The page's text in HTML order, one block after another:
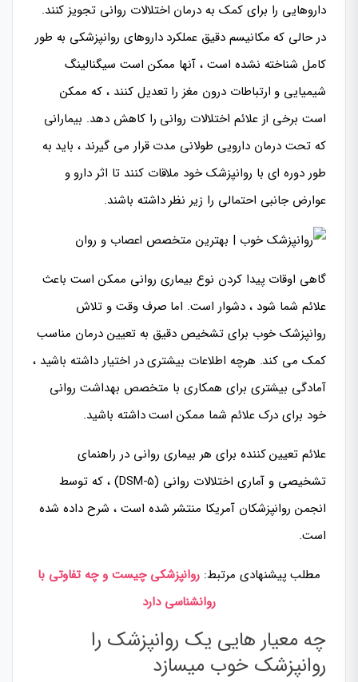
داروهایی را برای کمک به درمان اختلالات روانی تجویز کنند.
در حالی که مکانیسم دقیق عملکرد داروهای روانپزشکی به طور
کامل شناخته نشده است ، آنها ممکن است سیگنالینگ
شیمیایی و ارتباطات درون مغز را تعدیل کنند ، که ممکن
است برخی از علائم اختلالات روانی را کاهش دهد. بیمارانی
که تحت درمان دارویی طولانی مدت قرار می گیرند ، باید به
طور دوره ای با روانپزشک خود ملاقات کنند تا اثر دارو و
عوارض جانبی احتمالی را زیر نظر داشته باشند.
گاهی اوقات پیدا کردن نوع بیماری روانی ممکن است باعث
علائم شما شود ، دشوار است. اما صرف وقت و تلاش
روانپزشک خوب برای تشخیص دقیق به تعیین درمان مناسب
کمک می کند. هرچه اطلاعات بیشتری در اختیار داشته باشید ،
آمادگی بیشتری برای همکاری با متخصص بهداشت روانی
خود برای درک علائم شما ممکن است داشته باشید.
علائم تعیین کننده برای هر بیماری روانی در راهنمای
تشخیصی و آماری اختلالات روانی (DSM-5) ، که توسط
انجمن روانپزشکان آمریکا منتشر شده است ، شرح داده شده
است.
مطلب پیشنهادی مرتبط: روانپزشکی چیست و چه تفاوتی با
روانشناسی دارد
چه معیار هایی یک روانپزشک را
روانپزشک خوب میسازد